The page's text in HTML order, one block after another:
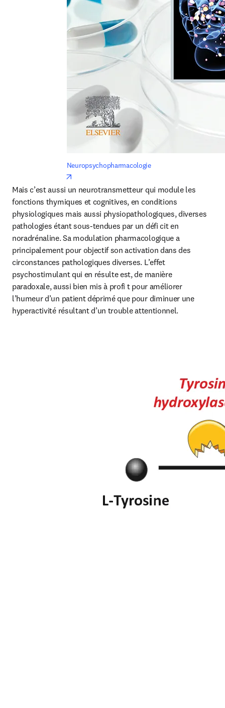
Neuropsychopharmacologie
Mais c’est aussi un neurotransmetteur qui module les
fonctions thymiques et cognitives, en conditions
physiologiques mais aussi physiopathologiques, diverses
pathologies étant sous-tendues par un défi cit en
noradrénaline. Sa modulation pharmacologique a
principalement pour objectif son activation dans des
circonstances pathologiques diverses. L’effet
psychostimulant qui en résulte est, de manière
paradoxale, aussi bien mis à profi t pour améliorer
l’humeur d’un patient déprimé que pour diminuer une
hyperactivité résultant d’un trouble attentionnel.